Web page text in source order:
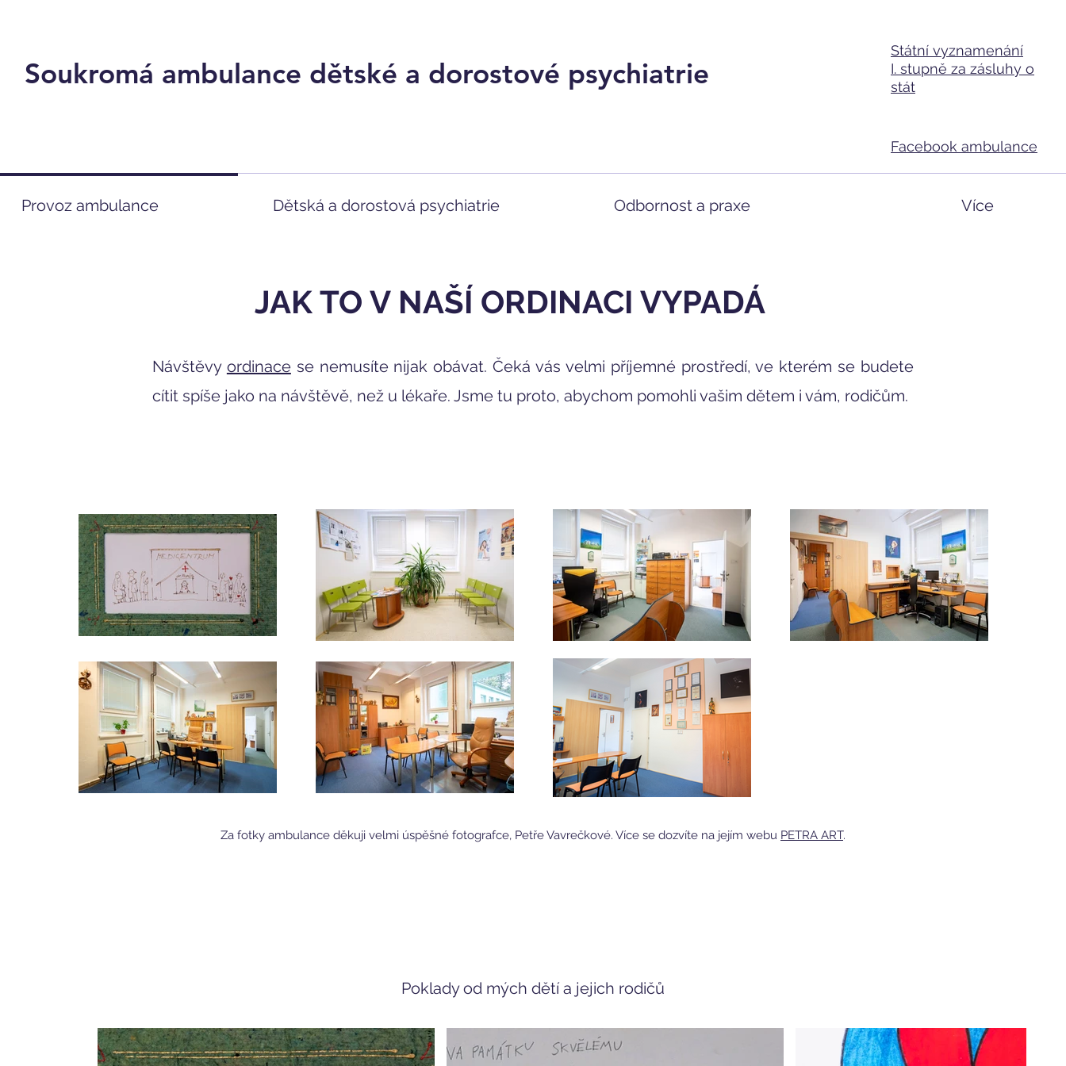
Soukromá ambulance dětské a dorostové psychiatrie
Státní vyznamenání
I. stupně za zásluhy o
stát
Facebook ambulance
Provoz ambulance Dětská a dorostová psychiatrie Odbornost a praxe Více
JAK TO V NAŠÍ ORDINACI VYPADÁ
Návštěvy ordinacese nemusíte nijak obávat. Čeká vás velmi příjemné prostředí, ve kterém se budete
cítit spíše jako na návštěvě, než u lékaře. Jsme tu proto, abychom pomohli vašim dětem i vám, rodičům.
Za fotky ambulance děkuji velmi úspěšné fotografce, Petře Vavrečkové. Více se dozvíte na jejím webu PETRA ART.
Poklady od mých dětí a jejich rodičů